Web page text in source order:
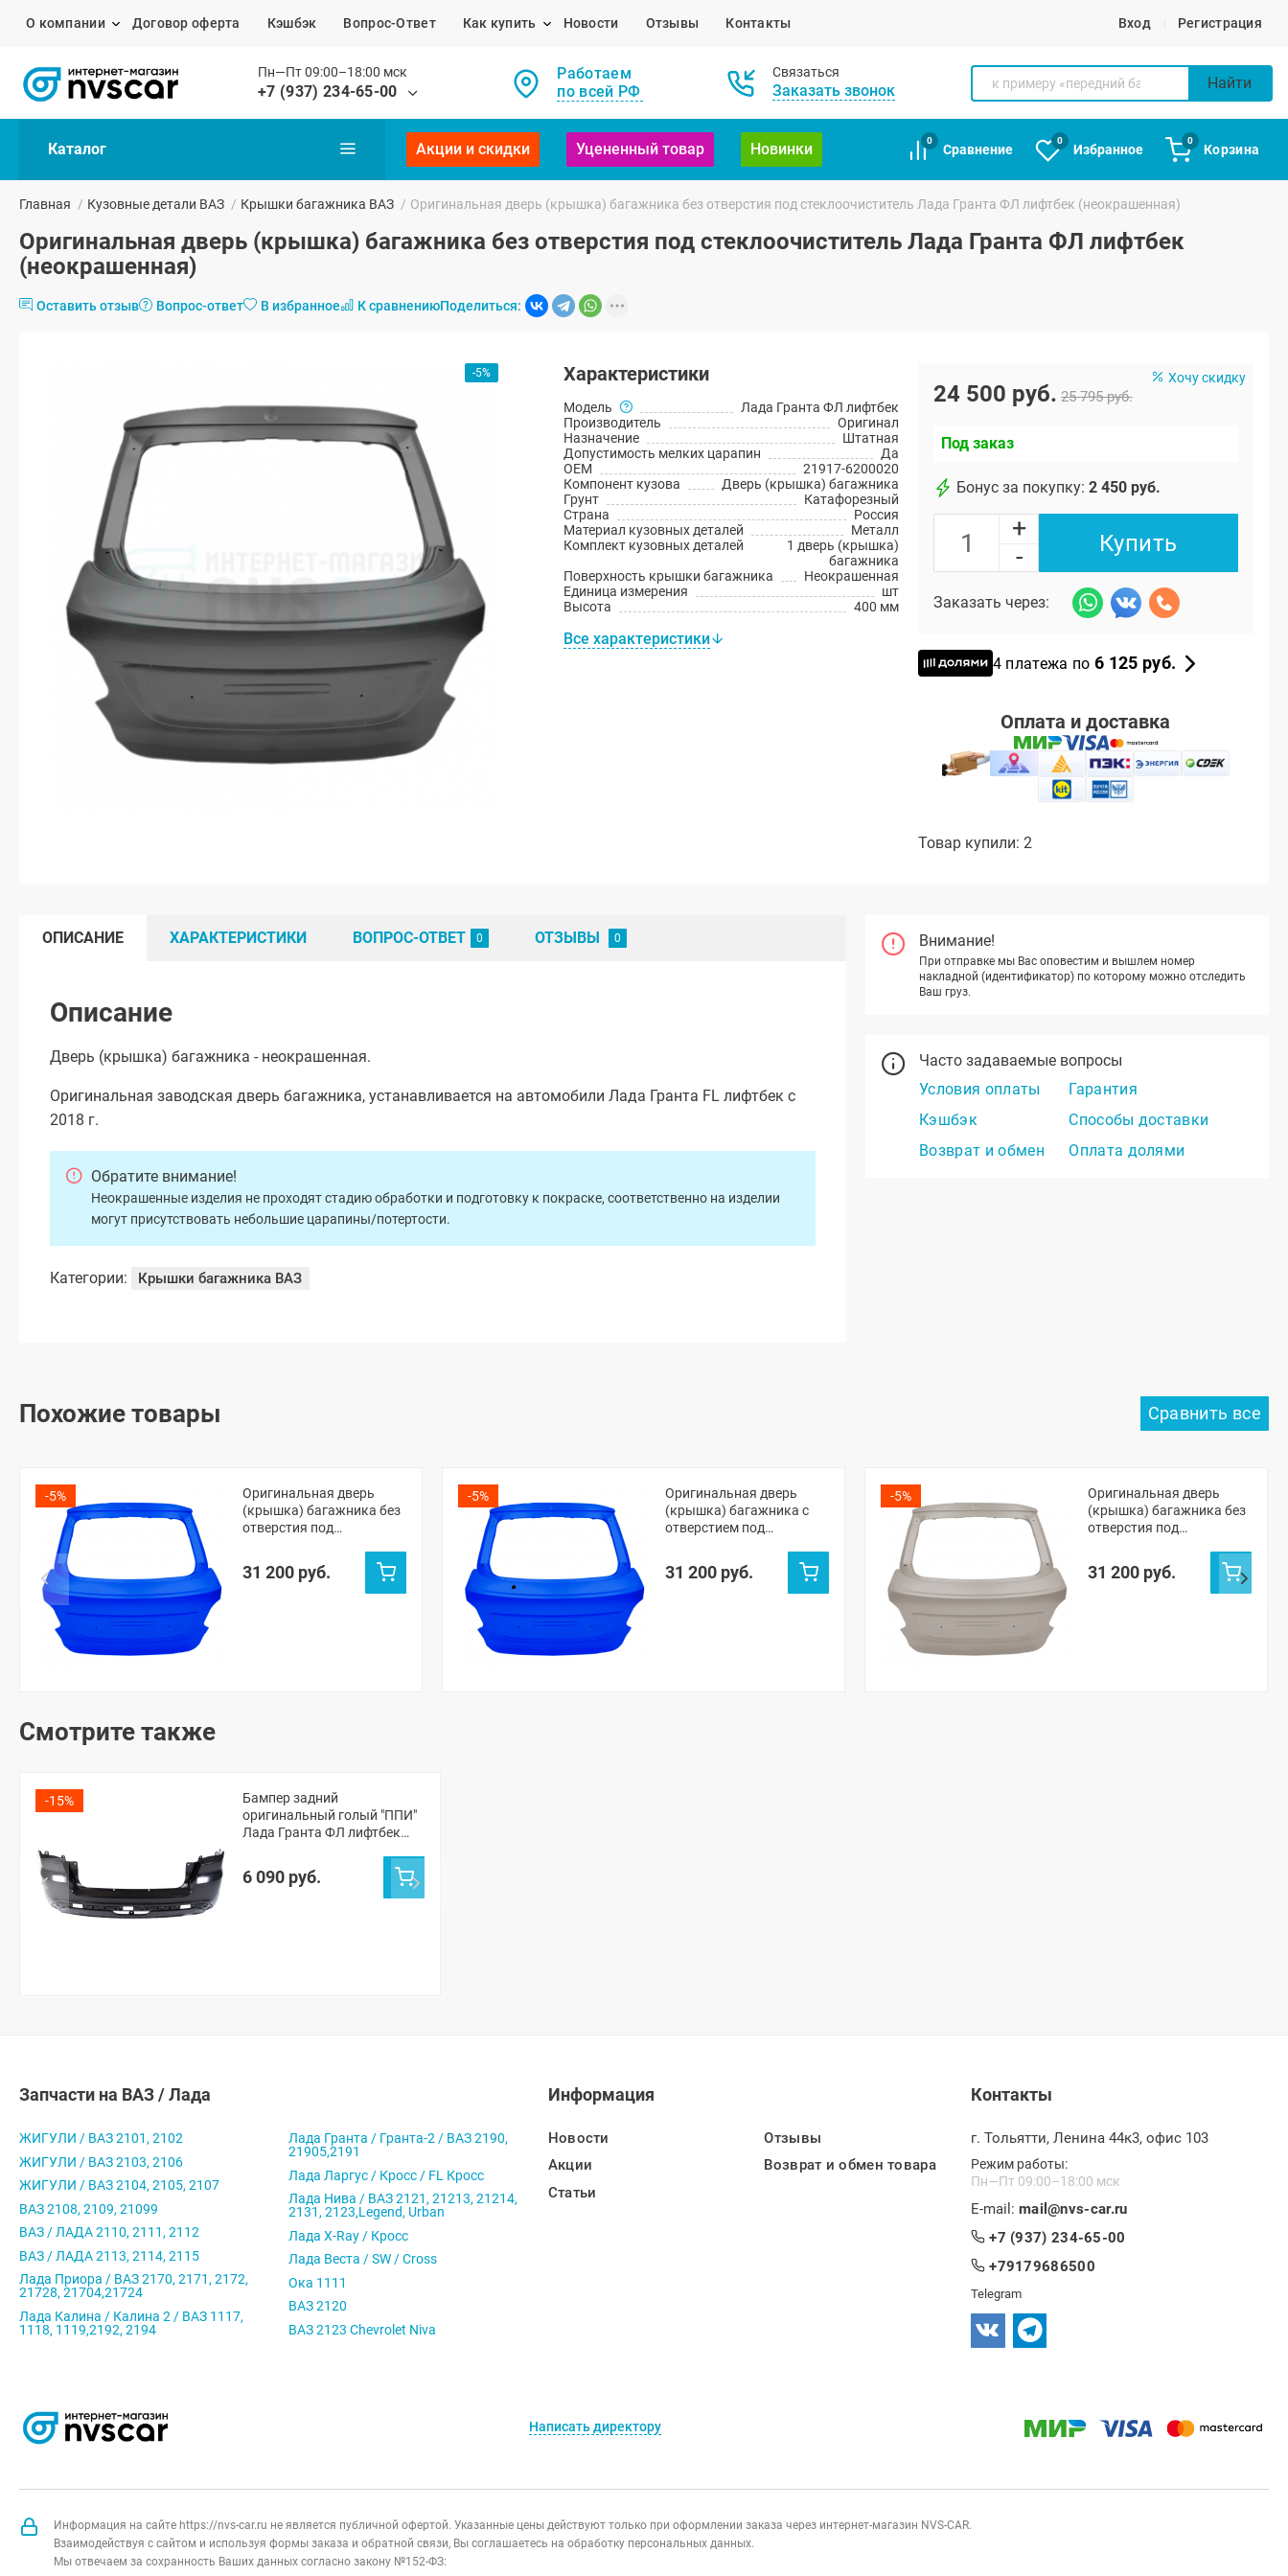
О компании Договор оферта Кэшбэк Вопрос-Ответ Как купить Новости Отзывы Контакты Вход Регистрация
Пн—Пт 09:00–18:00 мск
+7 (937) 234-65-00
Работаем
по всей РФ
Связаться
Заказать звонок Найти
Каталог Акции и скидки Уцененный товар Новинки
0
Сравнение
0
Избранное
0
Корзина
Главная / Кузовные детали ВАЗ / Крышки багажника ВАЗ / Оригинальная дверь (крышка) багажника без отверстия под стеклоочиститель Лада Гранта ФЛ лифтбек (неокрашенная)
Оригинальная дверь (крышка) багажника без отверстия под стеклоочиститель Лада Гранта ФЛ лифтбек
(неокрашенная)
Оставить отзыв Вопрос-ответ В избранное К сравнениюПоделиться:
-5% Характеристики
Модель
Лада Гранта ФЛ лифтбек
Производитель
Оригинал
Назначение
Штатная
Допустимость мелких царапин
Да
OEM
21917-6200020
Компонент кузова
Дверь (крышка) багажника
Грунт
Катафорезный
Страна
Россия
Материал кузовных деталей
Металл
Комплект кузовных деталей
1 дверь (крышка)
багажника
Поверхность крышки багажника
Неокрашенная
Единица измерения
шт
Высота
400 мм
Все характеристики
Хочу скидку
24 500 руб. 25 795 руб.
Под заказ
Бонус за покупку: 2 450 руб.
+
-
Купить
Заказать через:
4 платежа по 6 125 руб.
Оплата и доставка
Товар купили: 2
Внимание!
При отправке мы Вас оповестим и вышлем номер
накладной (идентификатор) по которому можно отследить
Ваш груз.
Часто задаваемые вопросы
Условия оплаты
Гарантия
Кэшбэк
Способы доставки
Возврат и обмен
Оплата долями
ОПИСАНИЕ ХАРАКТЕРИСТИКИ ВОПРОС-ОТВЕТ ОТЗЫВЫ
Описание
Дверь (крышка) багажника - неокрашенная.
Оригинальная заводская дверь багажника, устанавливается на автомобили Лада Гранта FL лифтбек с
2018 г.
Обратите внимание!
Неокрашенные изделия не проходят стадию обработки и подготовку к покраске, соответственно на изделии
могут присутствовать небольшие царапины/потертости.
Категории: Крышки багажника ВАЗ
Похожие товары
-5%
Оригинальная дверь
(крышка) багажника без
отверстия под
Гранта ФЛ лифтбек
(Капитан 493)
31 200 руб.
-5%
Оригинальная дверь
(крышка) багажника с
отверстием под
Гранта ФЛ лифтбек
(Капитан 493)
31 200 руб.
-5%
Оригинальная дверь
(крышка) багажника без
отверстия под
Гранта ФЛ лифтбек
(Техно 618)
31 200 руб.
Смотрите также
-15%
Бампер задний
оригинальный голый "ППИ"
Лада Гранта ФЛ лифтбек
(8450103790)
6 090 руб.
Запчасти на ВАЗ / Лада
ЖИГУЛИ / ВАЗ 2101, 2102
ЖИГУЛИ / ВАЗ 2103, 2106
ЖИГУЛИ / ВАЗ 2104, 2105, 2107
ВАЗ 2108, 2109, 21099
ВАЗ / ЛАДА 2110, 2111, 2112
ВАЗ / ЛАДА 2113, 2114, 2115
Лада Приора / ВАЗ 2170, 2171, 2172,
21728, 21704,21724
Лада Калина / Калина 2 / ВАЗ 1117,
1118, 1119,2192, 2194
Лада Гранта / Гранта-2 / ВАЗ 2190,
21905,2191
Лада Ларгус / Кросс / FL Кросс
Лада Нива / ВАЗ 2121, 21213, 21214,
2131, 2123,Legend, Urban
Лада X-Ray / Кросс
Лада Веста / SW / Cross
Ока 1111
ВАЗ 2120
ВАЗ 2123 Chevrolet Niva
Информация
Новости
Акции
Статьи
Отзывы
Возврат и обмен товара
Контакты
г. Тольятти, Ленина 44к3, офис 103
Режим работы:
Пн—Пт 09:00–18:00 мск
E-mail: mail@nvs-car.ru
+7 (937) 234-65-00
+79179686500
Telegram
Написать директору
Информация на сайте https://nvs-car.ru не является публичной офертой. Указанные цены действуют только при оформлении заказа через интернет-магазин NVS-CAR.
Взаимодействуя с сайтом и используя формы заказа и обратной связи, Вы соглашаетесь на обработку персональных данных.
Мы отвечаем за сохранность Ваших данных согласно закону №152-ФЗ: